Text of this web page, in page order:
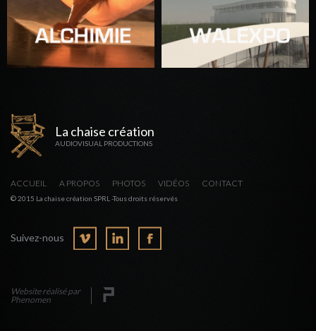
La chaise création
AUDIOVISUAL PRODUCTIONS
ACCUEIL A PROPOS PHOTOS VIDÉOS CONTACT
© 2015 La chaise création SPRL -Tous droits réservés
Suivez-nous
Website réalisé par
Phenomen